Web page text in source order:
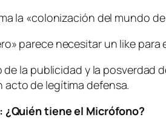
la «colonización del mundo
parece necesitar un like para
de la publicidad y la
acto de legítima defensa.
¿Quién tiene el Micrófono?